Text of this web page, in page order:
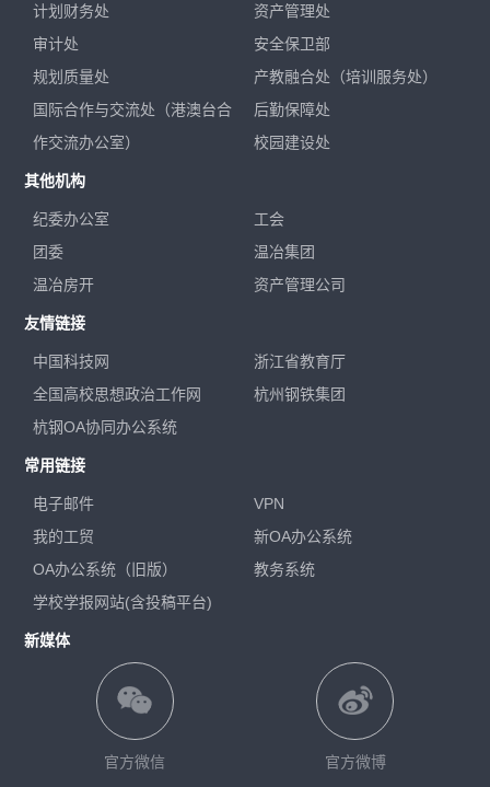
计划财务处
资产管理处
审计处
安全保卫部
规划质量处
产教融合处（培训服务处）
国际合作与交流处（港澳台合
作交流办公室）
后勤保障处
校园建设处
其他机构
纪委办公室
工会
团委
温冶集团
温冶房开
资产管理公司
友情链接
中国科技网
浙江省教育厅
全国高校思想政治工作网
杭州钢铁集团
杭钢OA协同办公系统
常用链接
电子邮件
VPN
我的工贸
新OA办公系统
OA办公系统（旧版）
教务系统
学校学报网站(含投稿平台)
新媒体
官方微信 官方微博